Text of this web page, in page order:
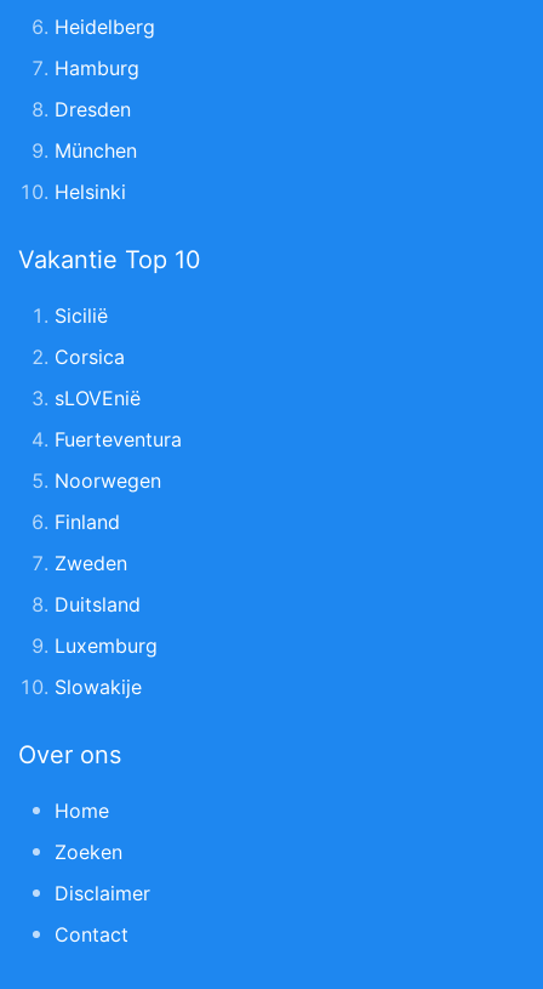
Heidelberg
Hamburg
Dresden
München
Helsinki
Vakantie Top 10
Sicilië
Corsica
sLOVEnië
Fuerteventura
Noorwegen
Finland
Zweden
Duitsland
Luxemburg
Slowakije
Over ons
Home
Zoeken
Disclaimer
Contact